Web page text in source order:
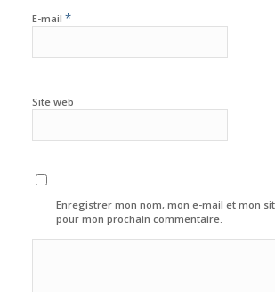
E-mail *
Site web
Enregistrer mon nom, mon e-mail et mon
pour mon prochain commentaire.